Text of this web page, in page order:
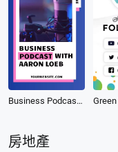
Business Podcast Tiktok Video
房地產